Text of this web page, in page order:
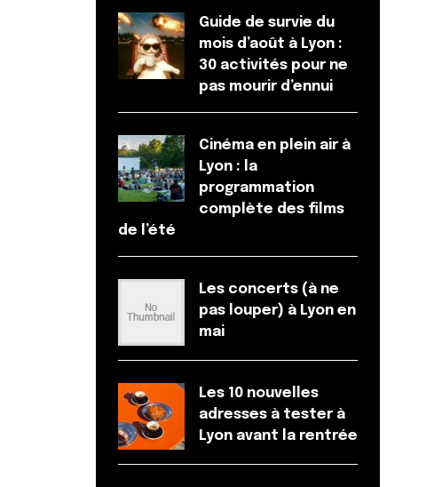
Guide de survie du
mois d’août à Lyon :
30 activités pour ne
pas mourir d’ennui
Cinéma en plein air à
Lyon : la
programmation
complète des films
de l’été
Les concerts (à ne
pas louper) à Lyon en
mai
Les 10 nouvelles
adresses à tester à
Lyon avant la rentrée